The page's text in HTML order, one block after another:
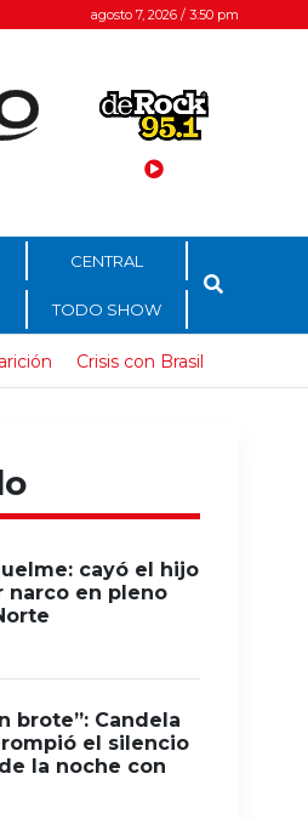
agosto 7, 2026 / 3:50 pm
CENTRAL
TODO SHOW
Crisis con Brasil
cayó el hijo
narco en pleno
brote”: Candela
el silencio
la noche con